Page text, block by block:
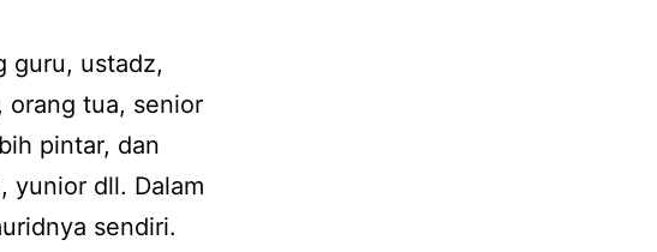
guru, ustadz,
orang tua, senior
pintar, dan
yunior dll. Dalam
sendiri.